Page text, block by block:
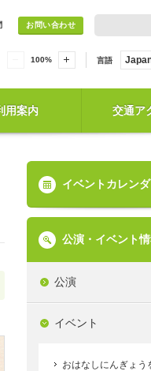
お問い合わせ
100% 言語
用案内 交通ア
イベントカレン
公演・イベント
公演
イベント
おはなしにんぎょう